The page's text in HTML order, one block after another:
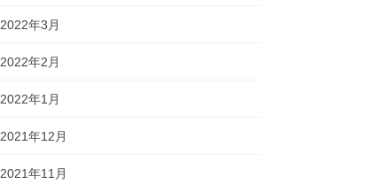
2022年3月
2022年2月
2022年1月
2021年12月
2021年11月